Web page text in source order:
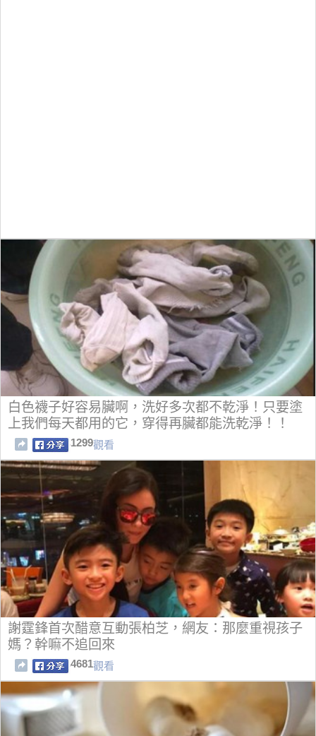
白色襪子好容易臟啊，洗好多次都不乾淨！只要塗
上我們每天都用的它，穿得再臟都能洗乾淨！！
1299觀看
謝霆鋒首次醋意互動張柏芝，網友：那麼重視孩子
媽？幹嘛不追回來
4681觀看